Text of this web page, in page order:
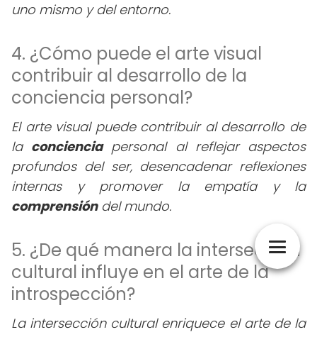
uno mismo y del entorno.
4. ¿Cómo puede el arte visual
contribuir al desarrollo de la
conciencia personal?
El arte visual puede contribuir al desarrollo de
la concienciapersonal al reflejar aspectos
profundos del ser, desencadenar reflexiones
internas y promover la empatía y la
comprensióndel mundo.
5. ¿De qué manera la intersección
cultural influye en el arte de la
introspección?
La intersección cultural enriquece el arte de la